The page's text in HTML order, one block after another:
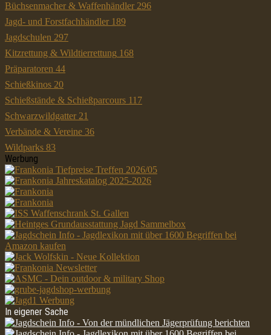
Büchsenmacher & Waffenhändler 296
Jagd- und Forstfachhändler 189
Jagdschulen 297
Kitzrettung & Wildtierrettung 168
Präparatoren 44
Schießkinos 20
Schießstände & Schießparcours 117
Schwarzwildgatter 21
Verbände & Vereine 36
Wildparks 83
Werbung
In eigener Sache